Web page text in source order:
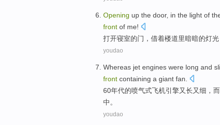
Opening up the door, in the light of
front of me!
打开寝室的门 ，借着楼道里暗暗的灯光
youdao
Whereas jet engines were long and
front containing a giant fan
60年代的喷气式飞机引擎又长又细 ，而
中。
youdao